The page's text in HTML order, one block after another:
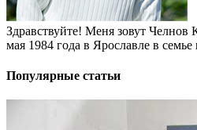
Здравствуйте! Меня зовут Челнов
мая 1984 года в Ярославле в семье
Популярные статьи